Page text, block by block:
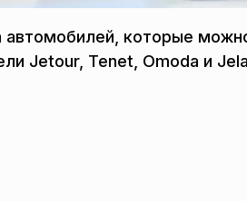
которые
Jetour, Tenet, Omoda и